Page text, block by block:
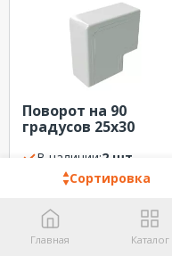
Сортировка
Поворот на 90
градусов 25х30
В наличии:
2 шт.
72.60
Главная Каталог